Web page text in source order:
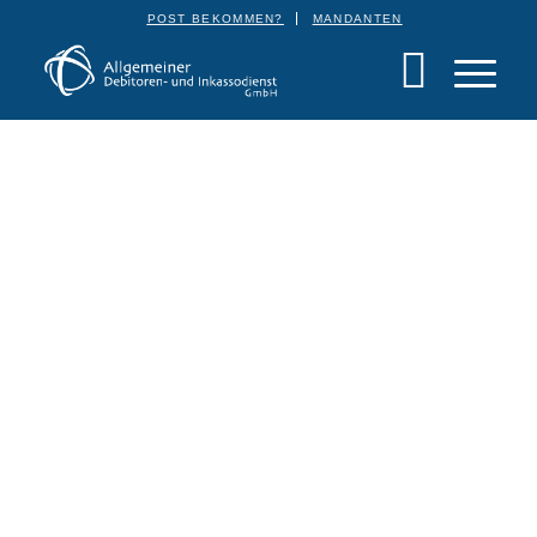
POST BEKOMMEN? MANDANTEN